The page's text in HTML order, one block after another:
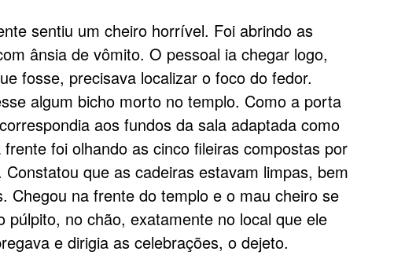
sentiu um cheiro horrível. Foi abrindo as
ânsia de vômito. O pessoal ia chegar logo,
fosse, precisava localizar o foco do fedor.
algum bicho morto no templo. Como a porta
aos fundos da sala adaptada como
foi olhando as cinco fileiras compostas por
que as cadeiras estavam limpas, bem
Chegou na frente do templo e o mau cheiro se
púlpito, no chão, exatamente no local que ele
e dirigia as celebrações, o dejeto.